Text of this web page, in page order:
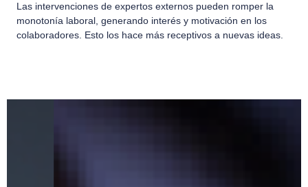
Las intervenciones de expertos externos pueden romper la
monotonía laboral, generando interés y motivación en los
colaboradores. Esto los hace más receptivos a nuevas ideas.